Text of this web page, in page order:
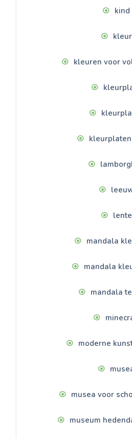
kind
kleur
kleuren voor
lente
mandala
mandala
mandala
moderne
musea voor
museum